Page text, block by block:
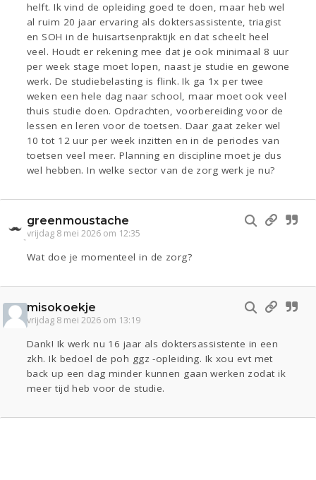
helft. Ik vind de opleiding goed te doen, maar heb wel
al ruim 20 jaar ervaring als doktersassistente, triagist
en SOH in de huisartsenpraktijk en dat scheelt heel
veel. Houdt er rekening mee dat je ook minimaal 8 uur
per week stage moet lopen, naast je studie en gewone
werk. De studiebelasting is flink. Ik ga 1x per twee
weken een hele dag naar school, maar moet ook veel
thuis studie doen. Opdrachten, voorbereiding voor de
lessen en leren voor de toetsen. Daar gaat zeker wel
10 tot 12 uur per week inzitten en in de periodes van
toetsen veel meer. Planning en discipline moet je dus
wel hebben. In welke sector van de zorg werk je nu?
greenmoustache
vrijdag 8 mei 2026 om 12:35
Wat doe je momenteel in de zorg?
misokoekje
vrijdag 8 mei 2026 om 13:19
Dank! Ik werk nu 16 jaar als doktersassistente in een
zkh. Ik bedoel de poh ggz -opleiding. Ik xou evt met
back up een dag minder kunnen gaan werken zodat ik
meer tijd heb voor de studie.